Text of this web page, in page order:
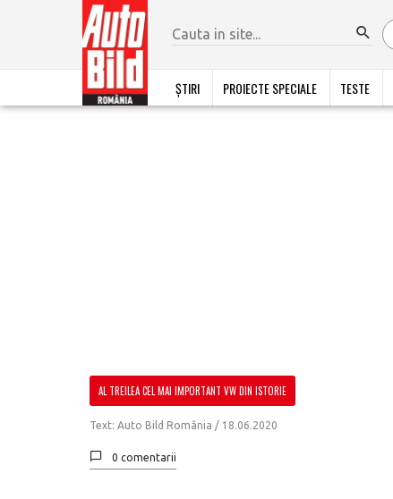
ȘTIRI PROIECTE SPECIALE TESTE
AL TREILEA CEL MAI IMPORTANT VW DIN ISTORIE
Text: Auto Bild România / 18.06.2020
0 comentarii